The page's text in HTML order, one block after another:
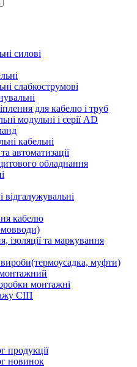
силові
слабкострумові
для кабелю і труб
модульні і серії AD
кабельні
автоматизації
обладнання
відгалужувальні
кабелю
iзоляції та маркування
муфти)
монтажні
СІП
продукції
новинок